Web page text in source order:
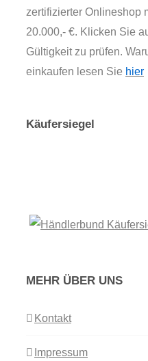
zertifizierter Onlineshop
20.000,- €. Klicken Sie
Gültigkeit zu prüfen.
einkaufen lesen Sie hier
Käufersiegel
MEHR ÜBER UNS
Kontakt
Impressum